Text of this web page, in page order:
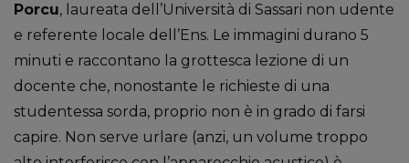
Porcu, laureata dell’Università di Sassari non udente
e referente locale dell’Ens. Le immagini durano 5
minuti e raccontano la grottesca lezione di un
docente che, nonostante le richieste di una
studentessa sorda, proprio non è in grado di farsi
capire. Non serve urlare (anzi, un volume troppo